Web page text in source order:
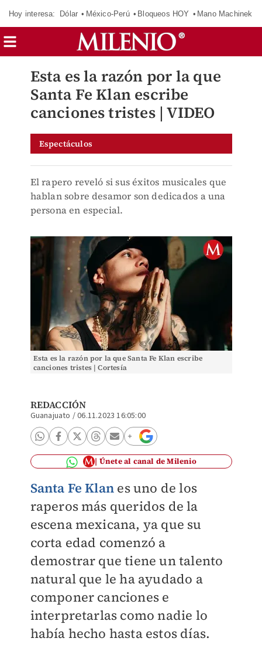
Hoy interesa: Dólar México-Perú Bloqueos HOY Mano Machinek
Esta es la razón por la que
Santa Fe Klan escribe
canciones tristes | VIDEO
Espectáculos
El rapero reveló si sus éxitos musicales que
hablan sobre desamor son dedicados a una
persona en especial.
Esta es la razón por la que Santa Fe Klan escribe
canciones tristes | Cortesía
REDACCIÓN
Guanajuato /06.11.2023 16:05:00
Únete al canal de Milenio
Santa Fe Klan es uno de los
raperos más queridos de la
escena mexicana, ya que su
corta edad comenzó a
demostrar que tiene un talento
natural que le ha ayudado a
componer canciones e
interpretarlas como nadie lo
había hecho hasta estos días.